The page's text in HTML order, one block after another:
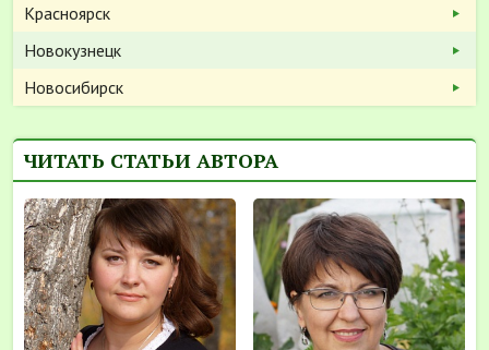
Красноярск
Новокузнецк
Новосибирск
ЧИТАТЬ СТАТЬИ АВТОРА